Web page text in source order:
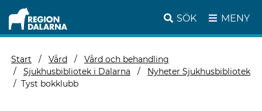
SÖK MENY
Start Vård
Vård och behandling
Sjukhusbibliotek i Dalarna
Nyheter Sjukhusbibliotek
Tyst bokklubb